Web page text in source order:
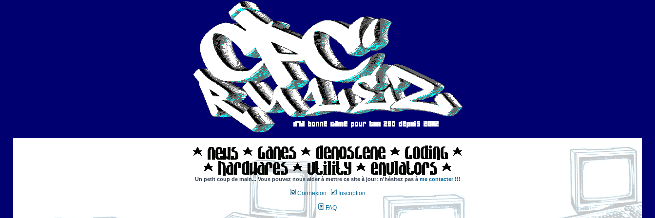
Un petit coup de main... Vous pouvez nous aider à mettre ce site à jour: n'hésitez pas à me contacter !!!
Connexion Inscription
FAQ